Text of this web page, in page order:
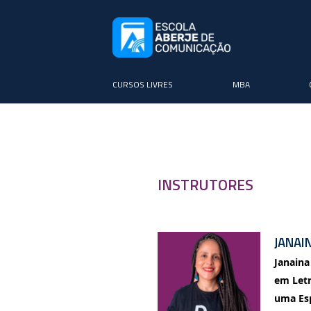
CURSOS LIVRES MBA
INSTRUTORES
em
uma